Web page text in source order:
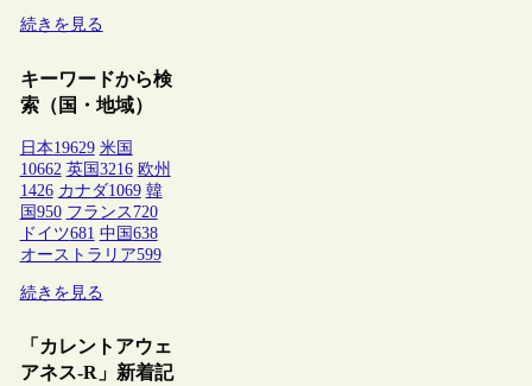
続きを見る
キーワードから検
索（国・地域）
日本19629 米国
10662 英国 3216 欧州
1426 カナダ1069 韓
国 950 フランス 720
ドイツ681 中国 638
オーストラリア599
続きを見る
「カレントアウェ
アネス-R」新着記